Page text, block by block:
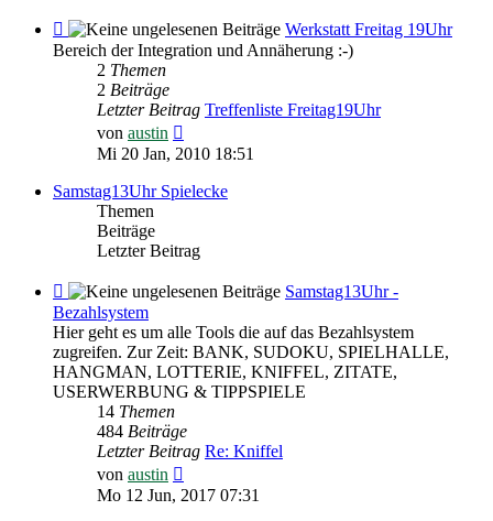
Feed
-
Werkstatt
Freitag
19Uhr
Werkstatt Freitag 19Uhr
Bereich der Integration und Annäherung :-)
2 Themen
2 Beiträge
Letzter Beitrag Treffenliste Freitag19Uhr
von austin
Beitrag
Mi 20 Jan, 2010 18:51
Samstag13Uhr Spielecke
Themen
Beiträge
Letzter Beitrag
Feed
-
Samstag13Uhr
-
Bezahlsystem
Samstag13Uhr -
Bezahlsystem
Hier geht es um alle Tools die auf das Bezahlsystem
zugreifen. Zur Zeit: BANK, SUDOKU, SPIELHALLE,
HANGMAN, LOTTERIE, KNIFFEL, ZITATE,
USERWERBUNG & TIPPSPIELE
14 Themen
484 Beiträge
Letzter Beitrag Re: Kniffel
von austin
Beitrag
Mo 12 Jun, 2017 07:31